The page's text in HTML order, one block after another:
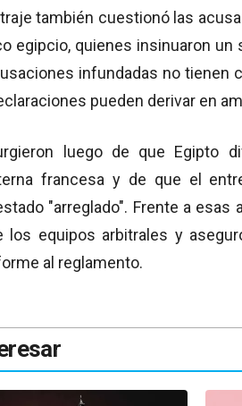
también cuestionó las
egipcio, quienes insinuaron
infundadas no tienen
pueden derivar en
luego de que Egipto
francesa y de que el
"arreglado". Frente a esas
los equipos arbitrales y
al reglamento.